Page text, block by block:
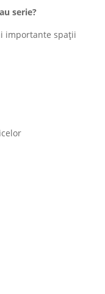
serie?
importante spații